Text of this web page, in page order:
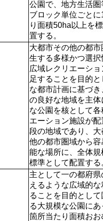
公園で、地方生活圏
ブロック単位ごとに
り面積50ha以上を
置する。
大都市その他の都
生する多様かつ選
広域レクリエーシ
足することを目的
な都市計画に基づ
の良好な地域を主体
な公園を核として各
エーション施設が
段の地域であり、
他の都市圏域から
能な場所に、全体
標準として配置する
主として一の都府
えるような広域的
ることを目的とし
る大規模な公園に
箇所当たり面積おお